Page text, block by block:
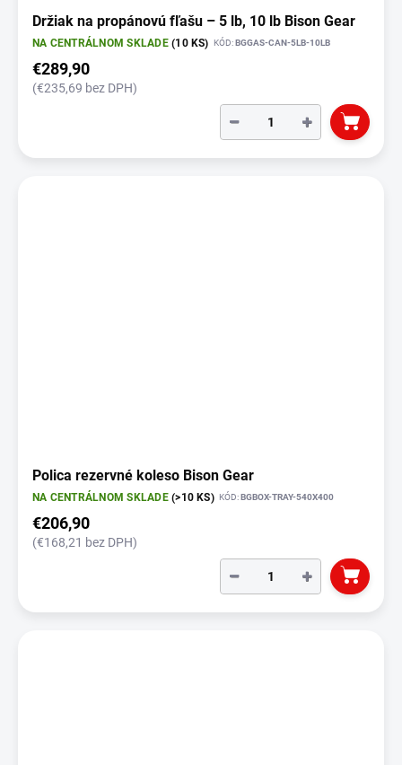
Držiak na propánovú fľašu – 5 lb, 10 lb Bison Gear
NA CENTRÁLNOM SKLADE(10 KS) KÓD:BGGAS-CAN-5LB-10LB
€289,90
(€235,69 bez DPH)
+
−
Polica rezervné koleso Bison Gear
NA CENTRÁLNOM SKLADE(>10 KS) KÓD:BGBOX-TRAY-540X400
€206,90
(€168,21 bez DPH)
+
−